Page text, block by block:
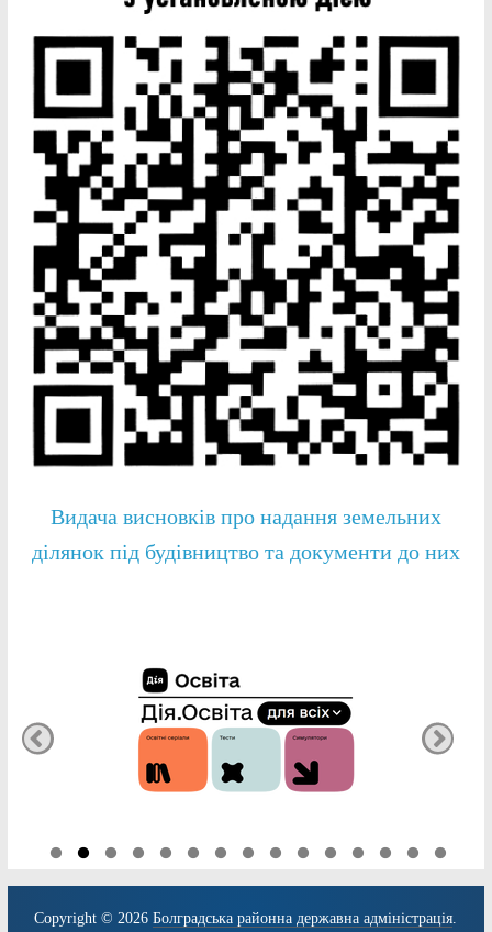
Видача висновків про надання земельних
ділянок під будівництво та документи до них
Copyright © 2026Болградська районна державна адміністрація